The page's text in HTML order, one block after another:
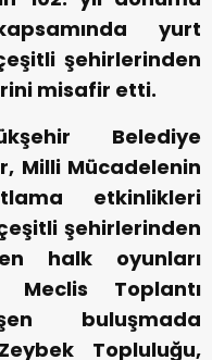
yurt
şehirlerinden
misafir etti.
Belediye
Milli Mücadelenin
etkinlikleri
şehirlerinden
halk oyunları
Toplantı
buluşmada
Topluluğu,